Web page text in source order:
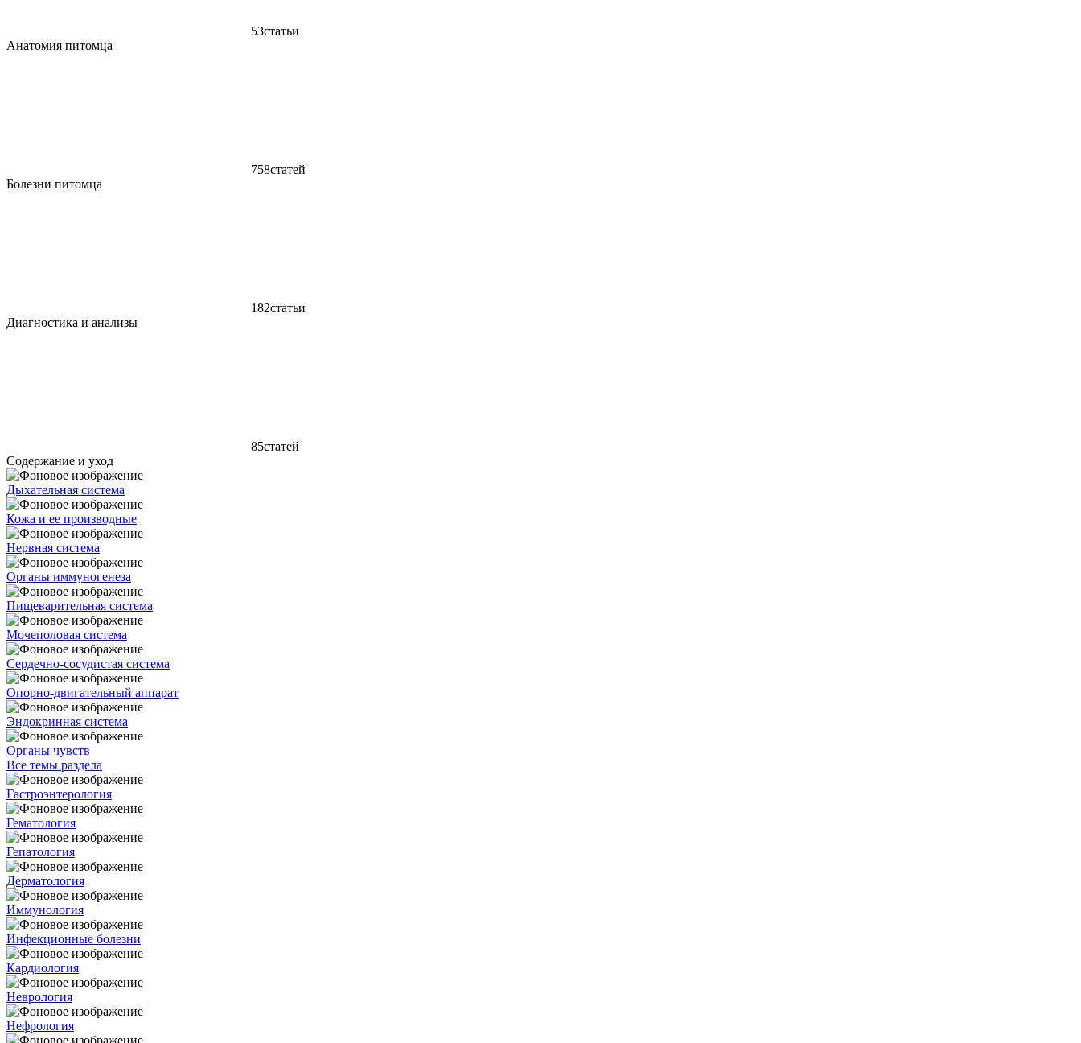
53статьи
Анатомия питомца
758статей
Болезни питомца
182статьи
Диагностика и анализы
85статей
Содержание и уход
Дыхательная система
Кожа и ее производные
Нервная система
Органы иммуногенеза
Пищеварительная система
Мочеполовая система
Сердечно-сосудистая система
Опорно-двигательный аппарат
Эндокринная система
Органы чувств
Все темы раздела
Гастроэнтерология
Гематология
Гепатология
Дерматология
Иммунология
Инфекционные болезни
Кардиология
Неврология
Нефрология